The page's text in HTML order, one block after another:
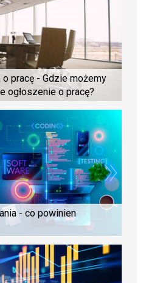
o pracę - Gdzie możemy
ogłoszenie o pracę?
- co powinien